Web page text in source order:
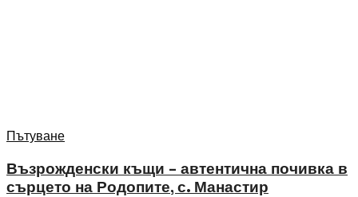
Пътуване
Възрожденски къщи – автентична почивка в
сърцето на Родопите, с. Манастир